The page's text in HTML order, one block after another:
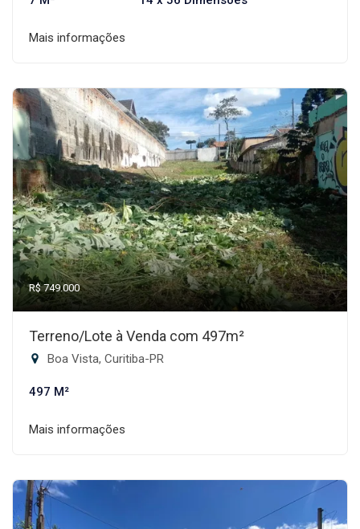
Mais informações
R$ 749.000
Terreno/Lote à Venda com 497m²
Boa Vista, Curitiba-PR
497 M²
Mais informações